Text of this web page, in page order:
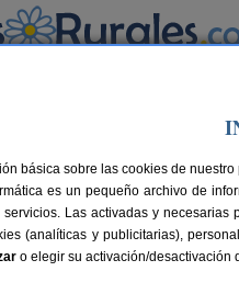
Rurales cerca de
básica sobre las cookies de
es un pequeño archivo de
Las activadas y
(analíticas y publicitarias),
o elegir su activación/desactivación